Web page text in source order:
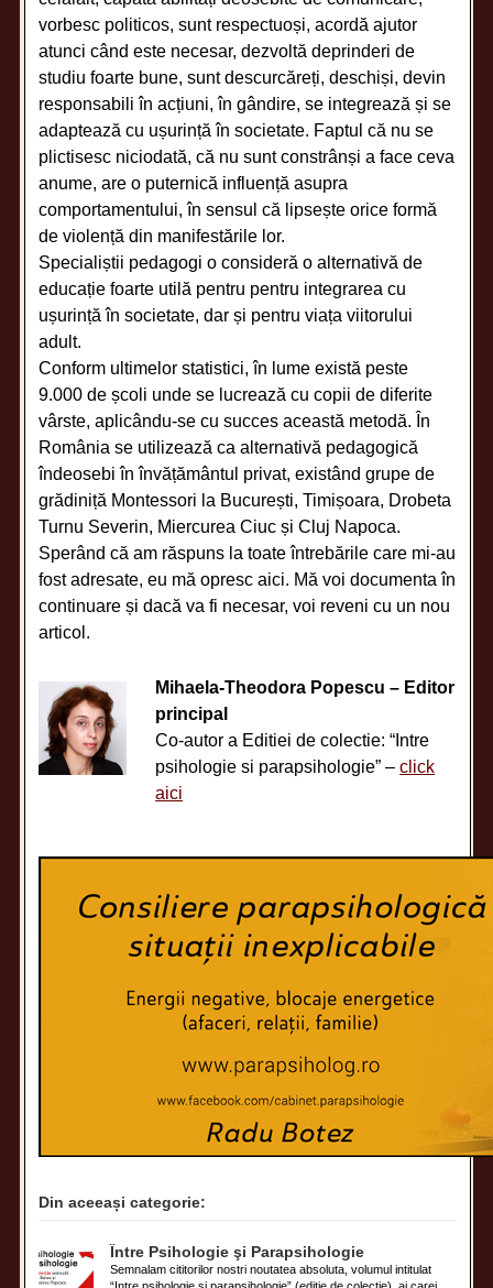
vorbesc politicos, sunt respectuoși, acordă ajutor
atunci când este necesar, dezvoltă deprinderi de
studiu foarte bune, sunt descurcăreți, deschiși, devin
responsabili în acțiuni, în gândire, se integrează și se
adaptează cu ușurință în societate. Faptul că nu se
plictisesc niciodată, că nu sunt constrânși a face ceva
anume, are o puternică influență asupra
comportamentului, în sensul că lipsește orice formă
de violență din manifestările lor.
Specialiștii pedagogi o consideră o alternativă de
educație foarte utilă pentru pentru integrarea cu
ușurință în societate, dar și pentru viața viitorului
adult.
Conform ultimelor statistici, în lume există peste
9.000 de școli unde se lucrează cu copii de diferite
vârste, aplicându-se cu succes această metodă. În
România se utilizează ca alternativă pedagogică
îndeosebi în învățământul privat, existând grupe de
grădiniță Montessori la București, Timișoara, Drobeta
Turnu Severin, Miercurea Ciuc și Cluj Napoca.
Sperând că am răspuns la toate întrebările care mi-au
fost adresate, eu mă opresc aici. Mă voi documenta în
continuare și dacă va fi necesar, voi reveni cu un nou
articol.
Mihaela-Theodora Popescu – Editor
principal
Co-autor a Editiei de colectie: “Intre
psihologie si parapsihologie” –click
aici
Din aceeași categorie:
Între Psihologie şi Parapsihologie
Semnalam cititorilor nostri noutatea absoluta, volumul intitulat